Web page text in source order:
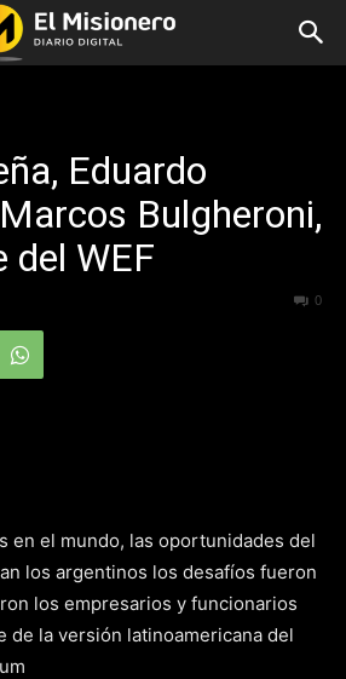
Eduardo
Bulgheroni,
del WEF
0
en el mundo, las oportunidades del
los argentinos los desafíos fueron
los empresarios y funcionarios
de la versión latinoamericana del